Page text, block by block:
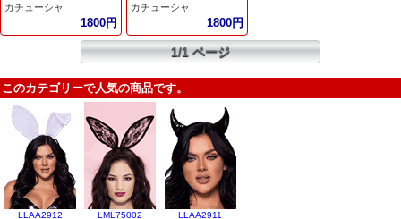
カチューシャ
1800円
カチューシャ
1800円
1/1 ページ
このカテゴリーで人気の商品です。
LLAA2912 LML75002 LLAA2911